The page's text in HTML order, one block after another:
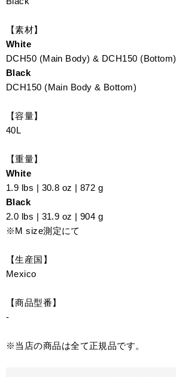
【素材】
White
DCH50 (Main Body) & DCH150 (Bottom)
Black
DCH150 (Main Body & Bottom)
【容量】
40L
【重量】
White
1.9 lbs | 30.8 oz | 872 g
Black
2.0 lbs | 31.9 oz | 904 g
※M size測定にて
【生産国】
Mexico
【商品型番】
-
※当店の商品は全て正規品です。